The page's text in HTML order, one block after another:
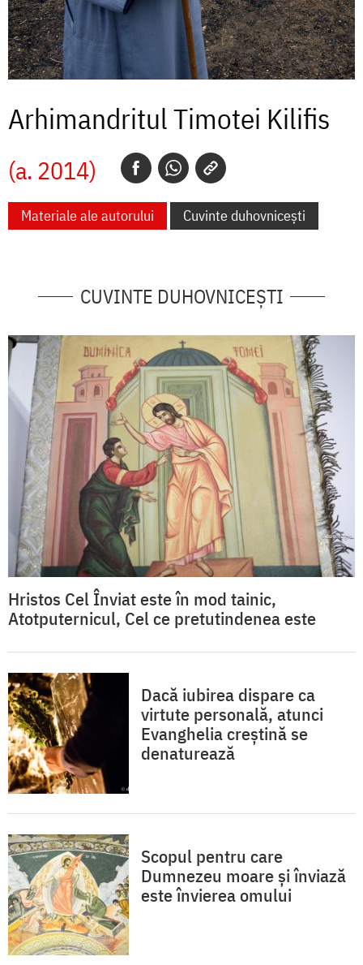
Arhimandritul Timotei Kilifis
(a. 2014)
Materiale ale autorului Cuvinte duhovnicești
CUVINTE DUHOVNICEȘTI
Hristos Cel Înviat este în mod tainic,
Atotputernicul, Cel ce pretutindenea este
Dacă iubirea dispare ca
virtute personală, atunci
Evanghelia creștină se
denaturează
Scopul pentru care
Dumnezeu moare și înviază
este învierea omului